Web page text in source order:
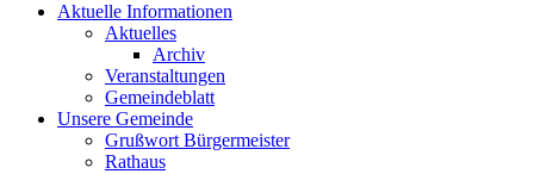
Aktuelle Informationen
Aktuelles
Archiv
Veranstaltungen
Gemeindeblatt
Unsere Gemeinde
Grußwort Bürgermeister
Rathaus